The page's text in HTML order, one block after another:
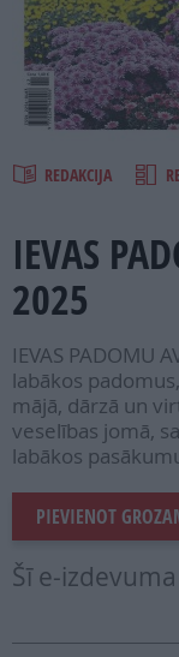
SEARCH
REDAKCIJA
IEVAS
2025
IEVAS PADOMU
labākos
mājā, dārzā un
veselības jomā,
labākos
PIEVIENOT
Šī e-